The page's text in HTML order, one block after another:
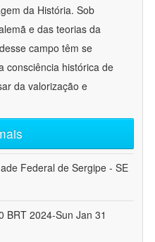
da História. Sob
e das teorias da
campo têm se
consciência histórica de
da valorização e
Federal de Sergipe - SE
BRT 2024-Sun Jan 31